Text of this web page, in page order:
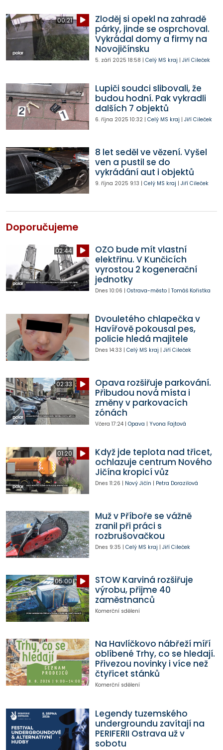
00:21
Zloděj si opekl na zahradě
párky, jinde se osprchoval.
Vykrádal domy a firmy na
Novojičínsku
5. září 2025 18:58 | Celý MS kraj | Jiří Cileček
Lupiči soudci slibovali, že
budou hodní. Pak vykradli
dalších 7 objektů
6. října 2025 10:32| Celý MS kraj | Jiří Cileček
8 let seděl ve vězení. Vyšel
ven a pustil se do
vykrádání aut i objektů
9. října 2025 9:13 | Celý MS kraj | Jiří Cileček
Doporučujeme
02:44
OZO bude mít vlastní
elektřinu. V Kunčicích
vyrostou 2 kogenerační
jednotky
Dnes 10:06 | Ostrava-město| Tomáš Kořistka
Dvouletého chlapečka v
Havířově pokousal pes,
policie hledá majitele
Dnes 14:33 | Celý MS kraj | Jiří Cileček
02:33
Opava rozšiřuje parkování.
Přibudou nová místa i
změny v parkovacích
zónách
Včera 17:24| Opava | Yvona Fajtová
01:20
Když jde teplota nad třicet,
ochlazuje centrum Nového
Jičína kropicí vůz
Dnes 11:26 | Nový Jičín | Petra Dorazilová
Muž v Příboře se vážně
zranil při práci s
rozbrušovačkou
Dnes 9:35 | Celý MS kraj | Jiří Cileček
05:00
STOW Karviná rozšiřuje
výrobu, přijme 40
zaměstnanců
Komerční sdělení
Na Havlíčkovo nábřeží míří
oblíbené Trhy, co se hledají.
Přivezou novinky i více než
čtyřicet stánků
Komerční sdělení
Legendy tuzemského
undergroundu zavítají na
PERIFERII Ostrava už v
sobotu